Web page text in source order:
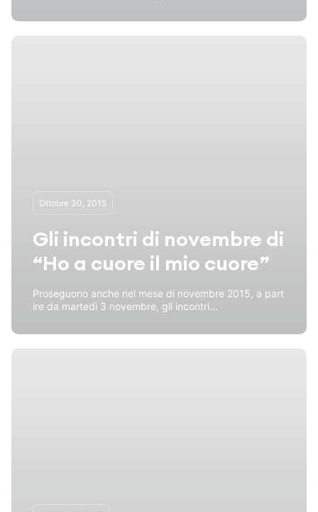
Ottobre 30, 2015
Gli incontri di novembre di
“Ho a cuore il mio cuore”
Proseguono anche nel mese di novembre 2015, a part
ire da martedì 3 novembre, gli incontri...